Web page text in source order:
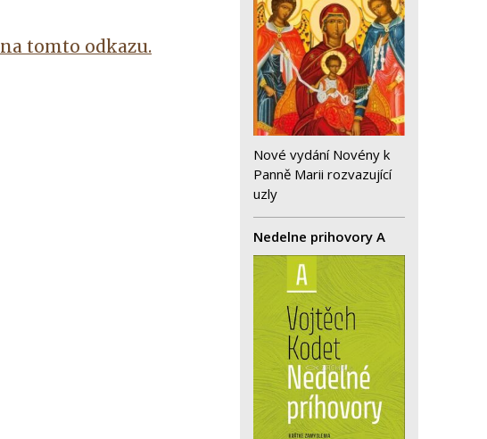
na tomto odkazu.
Nové vydání Novény k
Panně Marii rozvazující
uzly
Nedelne prihovory A